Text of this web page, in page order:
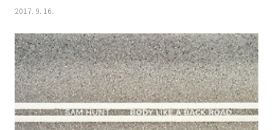
야(Tim Mattia)가 감독을 맡았고 2017 MTV 최우수 댄스비디오 부문을
수상했다. "drinking rum and cola" 부분 때문에 미국 펩시 광고에 사용
되었고 국내에선 밀레 리첼 벤치파카 CF에 사용되었다. 제드는 가사 뮤
직비디오 포스팅에서 “알레시아와는 HALO 시상식의 리허설에서 처음
만났어요..
2017. 9. 16.